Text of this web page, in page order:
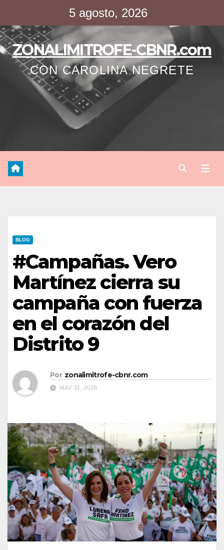
contenido
5 agosto, 2026
ZONALIMITROFE-CBNR.com
CON CAROLINA NEGRETE
BLOG
#Campañas. Vero
Martínez cierra su
campaña con fuerza
en el corazón del
Distrito 9
Por zonalimitrofe-cbnr.com
MAY 31, 2026